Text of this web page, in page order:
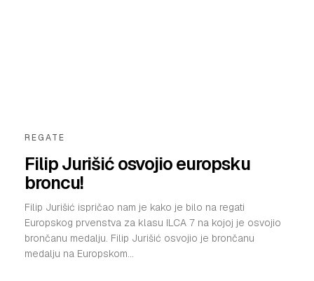
REGATE
Filip Jurišić osvojio europsku
broncu!
Filip Jurišić ispričao nam je kako je bilo na regati
Europskog prvenstva za klasu ILCA 7 na kojoj je osvojio
brončanu medalju. Filip Jurišić osvojio je brončanu
medalju na Europskom...